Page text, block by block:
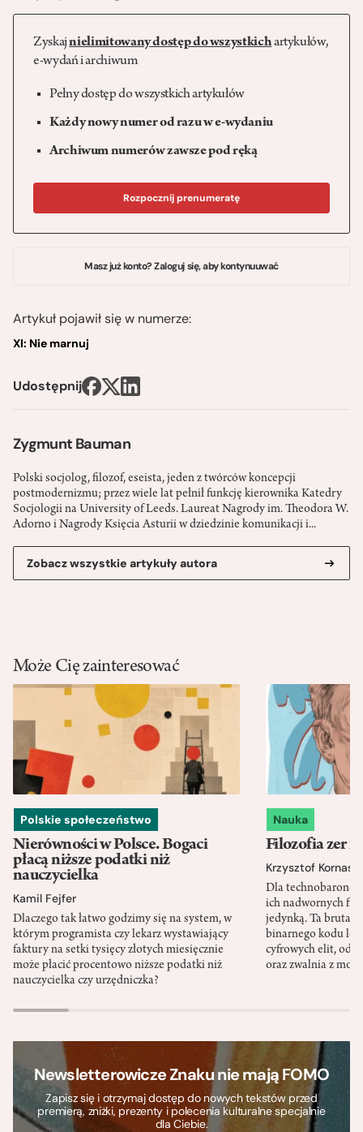
Zygmunt Bauman
Polski socjolog, filozof, eseista, jeden z twórców koncepcji
postmodernizmu; przez wiele lat pełnił funkcję kierownika Katedry
Socjologii na University of Leeds. Laureat Nagrody im. Theodora W.
Adorno i Nagrody Księcia Asturii w dziedzinie komunikacji i...
Zobacz wszystkie artykuły autora
Zyskajnielimitowany dostęp do wszystkichartykułów,
e-wydań i archiwum
Pełny dostęp do wszystkich artykułów
Każdy nowy numer od razu w e-wydaniu
Archiwum numerów zawsze pod ręką
Rozpocznij prenumeratę
Masz już konto? Zaloguj się, aby kontynuuwać
Artykuł pojawił się w numerze:
XI: Nie marnuj
Udostępnij
Może Cię zainteresować
Polskie społeczeństwo
Nierówności w Polsce. Bogaci
płacą niższe podatki niż
nauczycielka
Kamil Fejfer
Dlaczego tak łatwo godzimy się na system, w
którym programista czy lekarz wystawiający
faktury na setki tysięcy złotych miesięcznie
może płacić procentowo niższe podatki niż
nauczycielka czy urzędniczka?
Nauka
Filozofia zer i
Krzysztof Kornas
Dla
ich nadwornych
jedynką. Ta
binarnego kodu
cyfrowych elit,
oraz zwalnia z
Newsletterowicze Znaku nie mają FOMO
Zapisz się i otrzymaj dostęp do nowych tekstów przed
premierą, zniżki, prezenty i polecenia kulturalne specjalnie
dla Ciebie.